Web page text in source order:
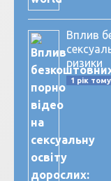
Вплив
ризики
1 рік тому